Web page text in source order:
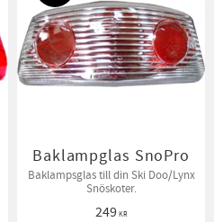
Baklampglas SnoPro
Baklampsglas till din Ski Doo/Lynx
Snöskoter.
249KR